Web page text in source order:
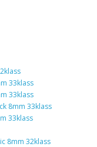
33klass
33klass
8mm 33klass
33klass
8mm 32klass